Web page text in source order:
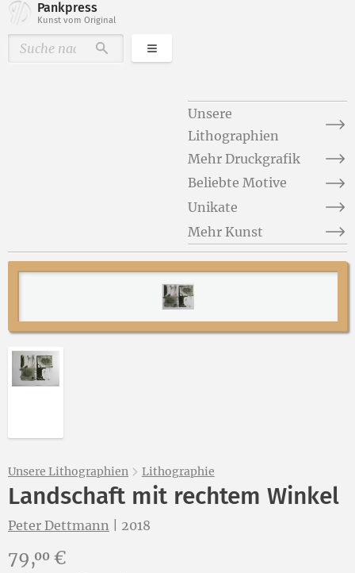
Pankpress
Kunst vom Original
DurchsuchenKategorien
Unsere
Lithographien
Mehr Druckgrafik
Beliebte Motive
Unikate
Mehr Kunst
Unsere Lithographien Lithographie
Landschaft mit rechtem Winkel
Peter Dettmann 2018
Preis:
79,00 €
Abbildung 2 von „Landschaft mit rechtem Winkel“